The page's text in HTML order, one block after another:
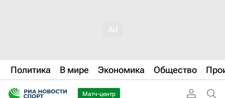
Политика В мире Экономика Общество
Матч-центр